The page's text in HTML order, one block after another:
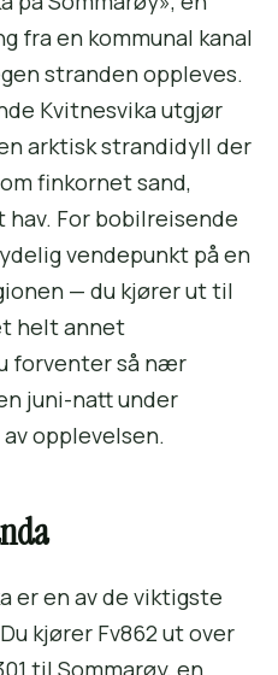
fra en kommunal kanal
stranden oppleves.
Kvitnesvika utgjør
arktisk strandidyll der
finkornet sand,
For bobilreisende
vendepunkt på en
— du kjører ut til
helt annet
forventer så nær
juni-natt under
opplevelsen.
er en av de viktigste
kjører Fv862 ut over
til Sommarøy, en